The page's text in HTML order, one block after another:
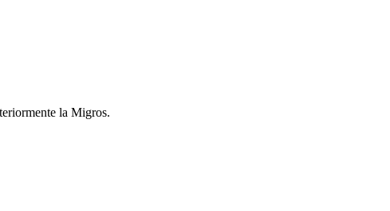
la Migros.